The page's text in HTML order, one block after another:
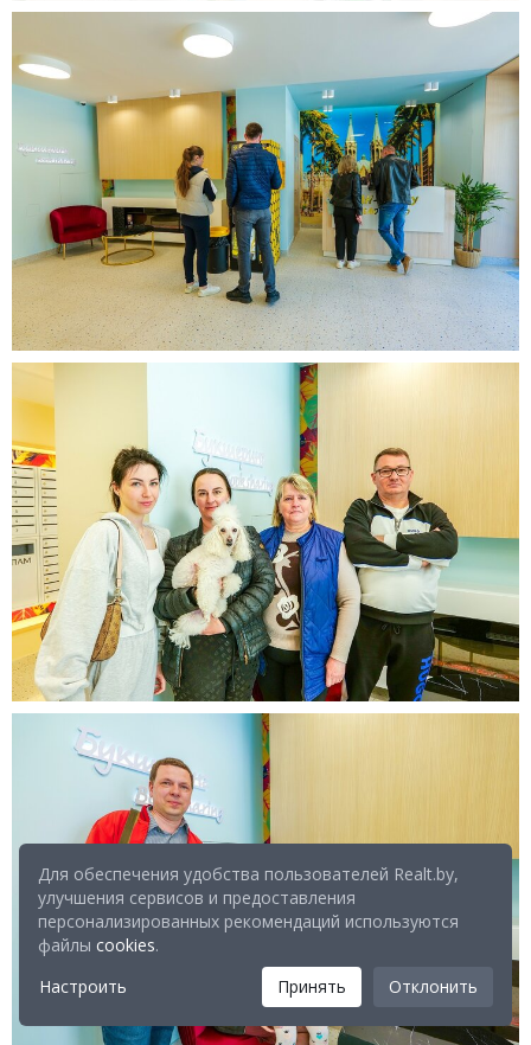
Для обеспечения удобства пользователей Realt.by,
улучшения сервисов и предоставления
персонализированных рекомендаций используются
файлы cookies.
Настроить
Принять Отклонить